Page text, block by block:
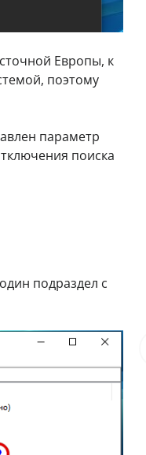
Европы, к
поэтому
параметр
поиска
подраздел с